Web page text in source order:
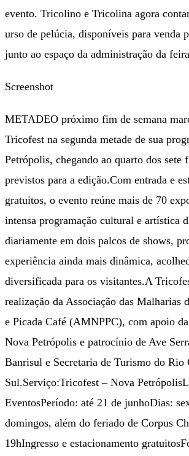
evento. Tricolino e Tricolina agora
urso de pelúcia, disponíveis para venda
junto ao espaço da administração da
Screenshot
METADEO próximo fim de semana
Tricofest na segunda metade de sua
Petrópolis, chegando ao quarto dos sete
previstos para a edição.Com entrada e
gratuitos, o evento reúne mais de 70
intensa programação cultural e artística
diariamente em dois palcos de shows,
experiência ainda mais dinâmica,
diversificada para os visitantes.A
realização da Associação das Malharias
e Picada Café (AMNPPC), com apoio
Nova Petrópolis e patrocínio de Ave
Banrisul e Secretaria de Turismo do Rio
Sul.Serviço:Tricofest – Nova
EventosPeríodo: até 21 de junhoDias:
domingos, além do feriado de Corpus
19hIngresso e estacionamento